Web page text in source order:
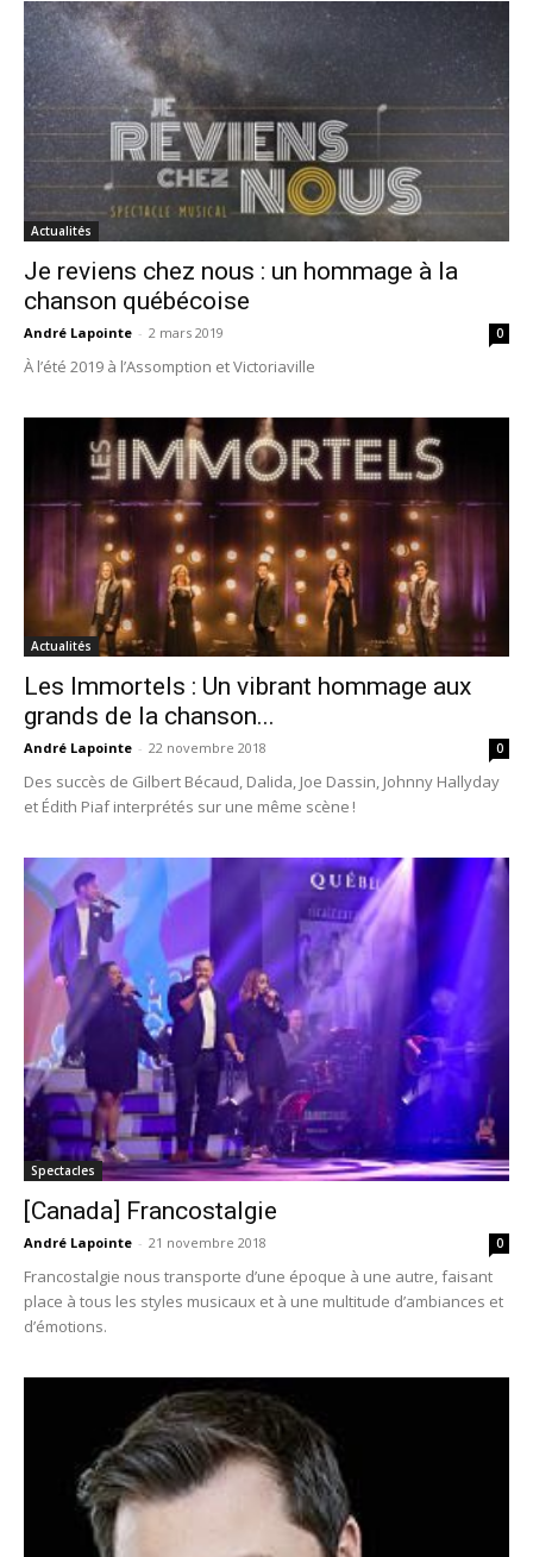
Actualités
Je reviens chez nous : un hommage à la
chanson québécoise
André Lapointe - 2 mars 2019 0
À l’été 2019 à l’Assomption et Victoriaville
Actualités
Les Immortels : Un vibrant hommage aux
grands de la chanson...
André Lapointe - 22 novembre 2018 0
Des succès de Gilbert Bécaud, Dalida, Joe Dassin, Johnny Hallyday
et Édith Piaf interprétés sur une même scène !
Spectacles
[Canada] Francostalgie
André Lapointe - 21 novembre 2018 0
Francostalgie nous transporte d’une époque à une autre, faisant
place à tous les styles musicaux et à une multitude d’ambiances et
d’émotions.